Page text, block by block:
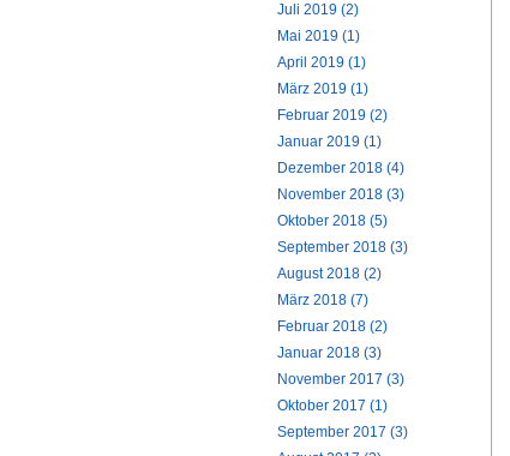
Juli 2019 (2)
Mai 2019 (1)
April 2019 (1)
März 2019 (1)
Februar 2019 (2)
Januar 2019 (1)
Dezember 2018 (4)
November 2018 (3)
Oktober 2018 (5)
September 2018 (3)
August 2018 (2)
März 2018 (7)
Februar 2018 (2)
Januar 2018 (3)
November 2017 (3)
Oktober 2017 (1)
September 2017 (3)